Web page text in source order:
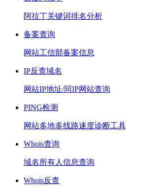
阿拉丁关键词排名分析
备案查询
网站工信部备案信息
IP反查域名
网站IP地址/同IP网站查询
PING检测
网站多地多线路速度诊断工具
Whois查询
域名所有人信息查询
Whois反查